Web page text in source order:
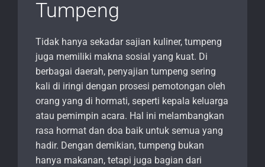
Tumpeng
Tidak hanya sekadar sajian kuliner, tumpeng
juga memiliki makna sosial yang kuat. Di
berbagai daerah, penyajian tumpeng sering
kali di iringi dengan prosesi pemotongan oleh
orang yang di hormati, seperti kepala keluarga
atau pemimpin acara. Hal ini melambangkan
rasa hormat dan doa baik untuk semua yang
hadir. Dengan demikian, tumpeng bukan
hanya makanan, tetapi juga bagian dari